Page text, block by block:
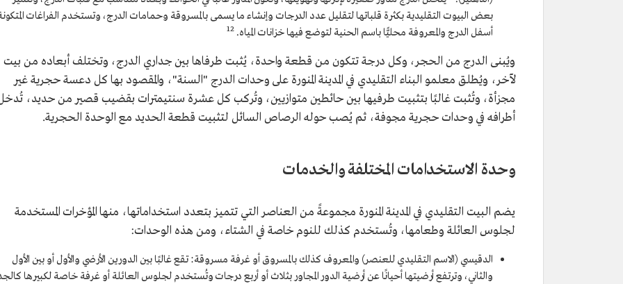
بعض البيوت التقليدية بكثرة قلباتها لتقليل عدد الدرجات وإنشاء ما يسمى بالمسروقة وحمامات الدرج، وتستخدم الفراغات
أسفل الدرج والمعروفة محليًّا باسم الحنية لتوضع فيها خزانات المياه. 12
ويُبنى الدرج من الحجر، وكل درجة تتكون من قطعة واحدة، يُثبت طرفاها بين جداري الدرج، وتختلف أبعاده من بيت
لآخر، ويُطلق معلمو البناء التقليدي في المدينة المنورة على وحدات الدرج "السنة"، والمقصود بها كل دعسة حجرية غير
مجزأة، وتُثبت غالبًا بتثبيت طرفيها بين حائطين متوازيين، وتُركب كل عشرة سنتيمترات بقضيب قصير من حديد،
أطرافه في وحدات حجرية مجوفة، ثم يُصب حوله الرصاص السائل لتثبيت قطعة الحديد مع الوحدة الحجرية.
وحدة الاستخدامات المختلفة والخدمات
يضم البيت التقليدي في المدينة المنورة مجموعةً من العناصر التي تتميز بتعدد استخداماتها، منها المؤخرات المستخدمة
لجلوس العائلة وطعامها، وتُستخدم كذلك للنوم خاصة في الشتاء، ومن هذه الوحدات:
الدقيسي (الاسم التقليدي للعنصر) والمعروف كذلك بالمسروق أو غرفة مسروقة: تقع غالبًا بين الدورين الأرضي والأول أو بين الأول
والثاني، وترتفع أرضيتها أحيانًا عن أرضية الدور المجاور بثلاث أو أربع درجات وتُستخدم لجلوس العائلة أو غرفة خاصة لكبيرها